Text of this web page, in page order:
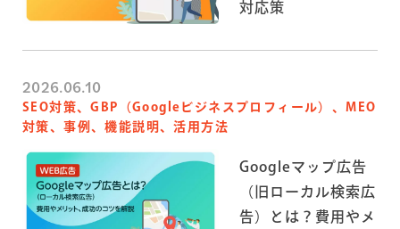
対応策
2026.06.10
SEO対策、GBP（Googleビジネスプロフィール）、MEO
対策、事例、機能説明、活用方法
Googleマップ広告
（旧ローカル検索広
告）とは？費用やメ